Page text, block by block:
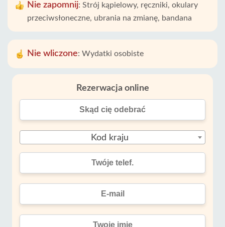
Nie zapomnij: Strój kąpielowy, ręczniki, okulary
przeciwsłoneczne, ubrania na zmianę, bandana
Nie wliczone: Wydatki osobiste
Rezerwacja online
Kod kraju